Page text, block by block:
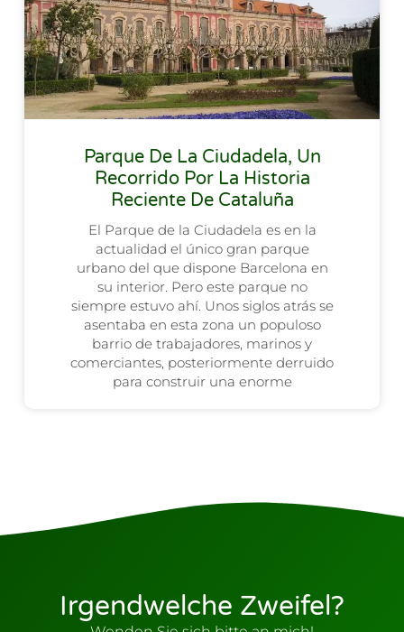
Parque De La Ciudadela, Un
Recorrido Por La Historia
Reciente De Cataluña
El Parque de la Ciudadela es en la
actualidad el único gran parque
urbano del que dispone Barcelona en
su interior. Pero este parque no
siempre estuvo ahí. Unos siglos atrás se
asentaba en esta zona un populoso
barrio de trabajadores, marinos y
comerciantes, posteriormente derruido
para construir una enorme
Irgendwelche Zweifel?